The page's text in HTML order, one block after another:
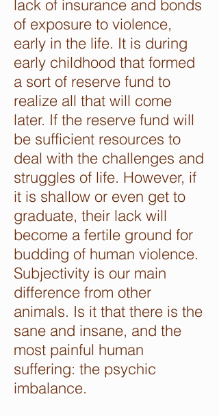
lack of insurance and bonds
of exposure to violence,
early in the life. It is during
early childhood that formed
a sort of reserve fund to
realize all that will come
later. If the reserve fund will
be sufficient resources to
deal with the challenges and
struggles of life. However, if
it is shallow or even get to
graduate, their lack will
become a fertile ground for
budding of human violence.
Subjectivity is our main
difference from other
animals. Is it that there is the
sane and insane, and the
most painful human
suffering: the psychic
imbalance.